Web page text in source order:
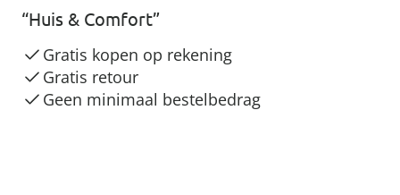
“Huis & Comfort”
Gratis kopen op rekening
Gratis retour
Geen minimaal bestelbedrag